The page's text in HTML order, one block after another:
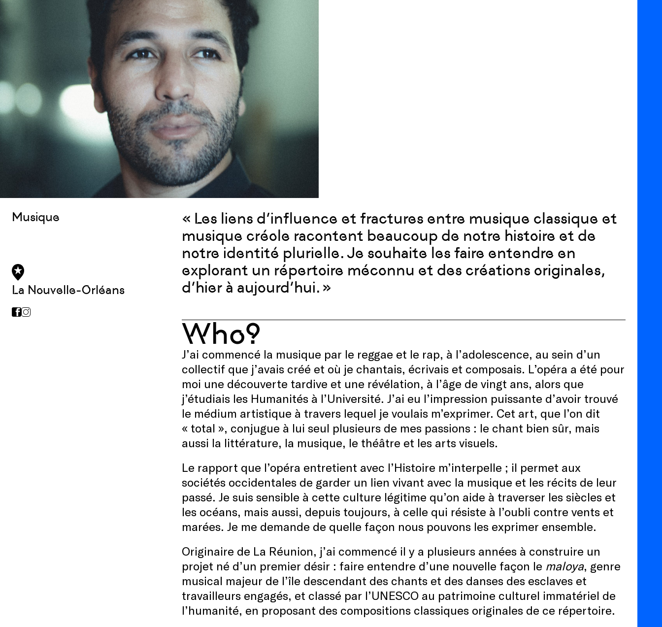
Musique
La Nouvelle-Orléans
« Les liens d’influence et fractures entre musique classique et
musique créole racontent beaucoup de notre histoire et de
notre identité plurielle. Je souhaite les faire entendre en
explorant un répertoire méconnu et des créations originales,
d’hier à aujourd’hui. »
Who?
J’ai commencé la musique par le reggae et le rap, à l’adolescence, au sein d’un
collectif que j’avais créé et où je chantais, écrivais et composais. L’opéra a été pour
moi une découverte tardive et une révélation, à l’âge de vingt ans, alors que
j’étudiais les Humanités à l’Université. J’ai eu l’impression puissante d’avoir trouvé
le médium artistique à travers lequel je voulais m’exprimer. Cet art, que l’on dit
« total », conjugue à lui seul plusieurs de mes passions : le chant bien sûr, mais
aussi la littérature, la musique, le théâtre et les arts visuels.
Le rapport que l’opéra entretient avec l’Histoire m’interpelle ; il permet aux
sociétés occidentales de garder un lien vivant avec la musique et les récits de leur
passé. Je suis sensible à cette culture légitime qu’on aide à traverser les siècles et
les océans, mais aussi, depuis toujours, à celle qui résiste à l’oubli contre vents et
marées. Je me demande de quelle façon nous pouvons les exprimer ensemble.
Originaire de La Réunion, j’ai commencé il y a plusieurs années à construire un
projet né d’un premier désir : faire entendre d’une nouvelle façon le maloya, genre
musical majeur de l’île descendant des chants et des danses des esclaves et
travailleurs engagés, et classé par l’UNESCO au patrimoine culturel immatériel de
l’humanité, en proposant des compositions classiques originales de ce répertoire.